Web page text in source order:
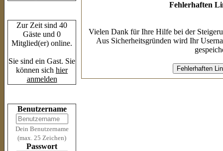
Zur Zeit sind 40
Gäste und 0
Mitglied(er) online.
Sie sind ein Gast. Sie
können sich hier
anmelden
Benutzername
Dein Benutzername
(max. 25 Zeichen)
Passwort
Fehlerhaften
Vielen Dank für Ihre Hilfe bei der
Aus Sicherheitsgründen wird Ihr